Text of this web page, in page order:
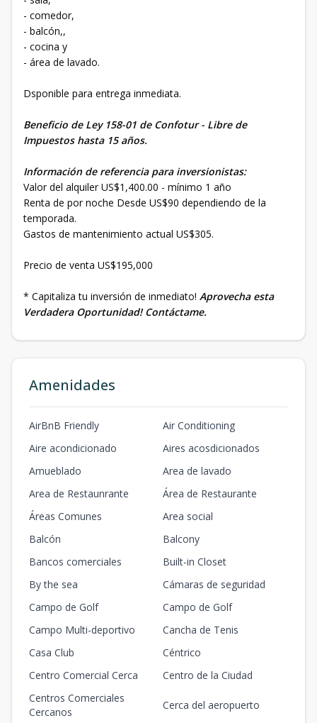
- comedor,
- balcón,,
- cocina y
- área de lavado.
Dsponible para entrega inmediata.
Beneficio de Ley 158-01 de Confotur - Libre de
Impuestos hasta 15 años.
Información de referencia para inversionistas:
Valor del alquiler US$1,400.00 - mínimo 1 año
Renta de por noche Desde US$90 dependiendo de la
temporada.
Gastos de mantenimiento actual US$305.
Precio de venta US$195,000
* Capitaliza tu inversión de inmediato! Aprovecha esta
Verdadera Oportunidad! Contáctame.
Amenidades
AirBnB Friendly
Air Conditioning
Aire acondicionado
Aires acosdicionados
Amueblado
Area de lavado
Area de Restaunrante
Área de Restaurante
Áreas Comunes
Area social
Balcón
Balcony
Bancos comerciales
Built-in Closet
By the sea
Cámaras de seguridad
Campo de Golf
Campo de Golf
Campo Multi-deportivo
Cancha de Tenis
Casa Club
Céntrico
Centro Comercial Cerca
Centro de la Ciudad
Centros Comerciales
Cercanos
Cerca del aeropuerto